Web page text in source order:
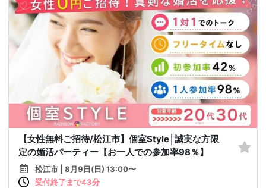
【女性無料ご招待/松江市】個室Style│誠実な方限
定の婚活パーティー【お一人での参加率98％】
松江市 | 8月9日(日) 13:00〜
受付終了まで43分